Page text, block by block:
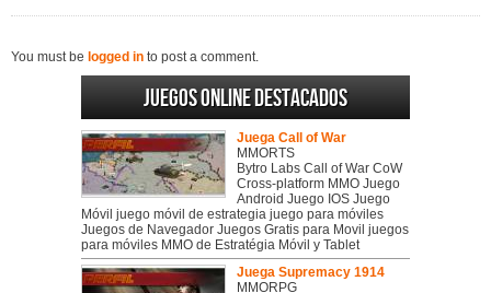
You must be logged in to post a comment.
Juegos online destacados
Juega Call of War
MMORTS
Bytro Labs Call of War CoW
Cross-platform MMO Juego
Android Juego IOS Juego
Móvil juego móvil de estrategia juego para móviles
Juegos de Navegador Juegos Gratis para Movil juegos
para móviles MMO de Estratégia Móvil y Tablet
Juega Supremacy 1914
MMORPG